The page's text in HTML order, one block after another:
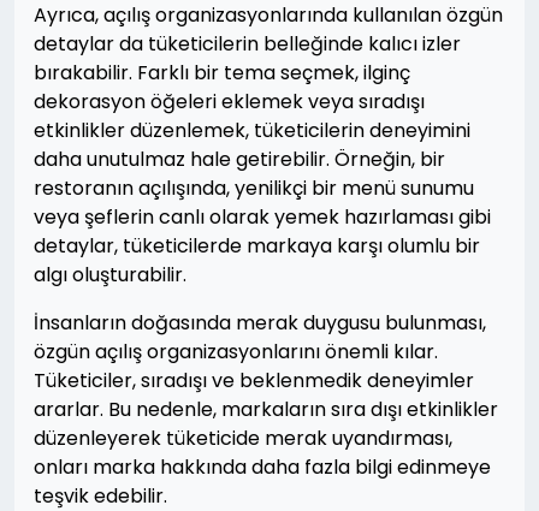
Ayrıca, açılış organizasyonlarında kullanılan özgün
detaylar da tüketicilerin belleğinde kalıcı izler
bırakabilir. Farklı bir tema seçmek, ilginç
dekorasyon öğeleri eklemek veya sıradışı
etkinlikler düzenlemek, tüketicilerin deneyimini
daha unutulmaz hale getirebilir. Örneğin, bir
restoranın açılışında, yenilikçi bir menü sunumu
veya şeflerin canlı olarak yemek hazırlaması gibi
detaylar, tüketicilerde markaya karşı olumlu bir
algı oluşturabilir.
İnsanların doğasında merak duygusu bulunması,
özgün açılış organizasyonlarını önemli kılar.
Tüketiciler, sıradışı ve beklenmedik deneyimler
ararlar. Bu nedenle, markaların sıra dışı etkinlikler
düzenleyerek tüketicide merak uyandırması,
onları marka hakkında daha fazla bilgi edinmeye
teşvik edebilir.